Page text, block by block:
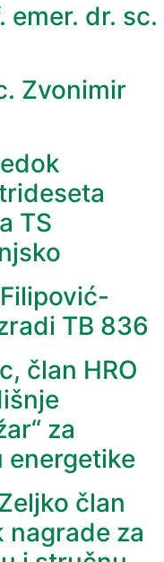
emer. dr. sc.
Zvonimir
TS
TB 836
član HRO
za
energetike
član
nagrade za